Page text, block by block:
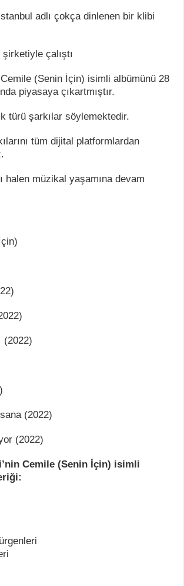
adlı çokça dinlenen bir klibi
çalıştı
(Senin İçin) isimli albümünü 28
piyasaya çıkartmıştır.
türü şarkılar söylemektedir.
tüm dijital platformlardan
halen müzikal yaşamına devam
(2022)
(2022)
(2022)
Cemile (Senin İçin) isimli